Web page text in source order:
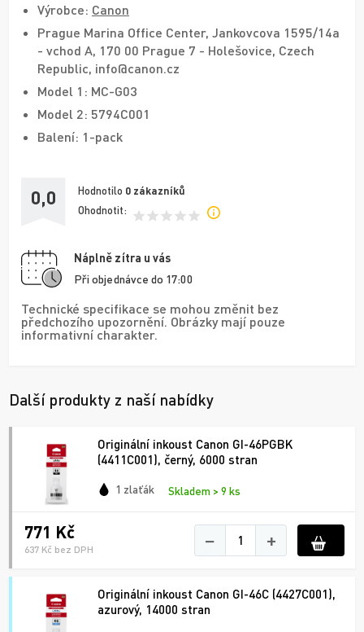
Výrobce: Canon
Prague Marina Office Center, Jankovcova 1595/14a
- vchod A, 170 00 Prague 7 - Holešovice, Czech
Republic, info@canon.cz
Model 1: MC-G03
Model 2: 5794C001
Balení: 1-pack
0,0 Hodnotilo 0 zákazníků
Ohodnotit:
Náplně zítra u vás
Při objednávce do 17:00
Technické specifikace se mohou změnit bez
předchozího upozornění. Obrázky mají pouze
informativní charakter.
Další produkty z naší nabídky
Originální inkoust Canon GI-46PGBK
(4411C001), černý, 6000 stran
1 zlaťák Skladem > 9 ks
771 Kč
637 Kč bez DPH − +
Originální inkoust Canon GI-46C (4427C001),
azurový, 14000 stran